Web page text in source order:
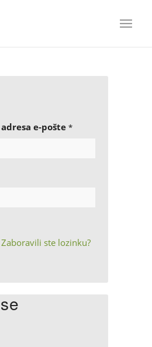
e-pošte *
Zaboravili ste lozinku?